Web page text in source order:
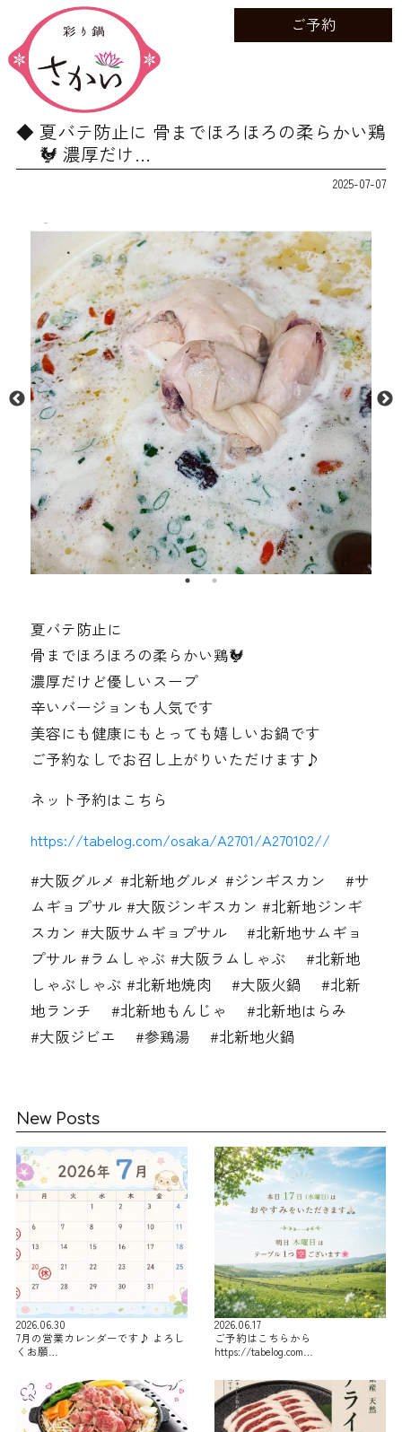
ご予約
夏バテ防止に️ 骨までほろほろの柔らかい鶏
🐓 濃厚だけ…
2025-07-07
夏バテ防止に️
骨までほろほろの柔らかい鶏🐓
濃厚だけど優しいスープ
辛いバージョンも人気です
美容にも健康にもとっても嬉しいお鍋です
ご予約なしでお召し上がりいただけます♪
ネット予約はこちら
https://tabelog.com/osaka/A2701/A270102//
#大阪グルメ #北新地グルメ #ジンギスカン #サ
ムギョプサル #大阪ジンギスカン #北新地ジンギ
スカン #大阪サムギョプサル #北新地サムギョ
プサル #ラムしゃぶ #大阪ラムしゃぶ #北新地
しゃぶしゃぶ #北新地焼肉 #大阪火鍋 #北新
地ランチ #北新地もんじゃ #北新地はらみ
#大阪ジビエ #参鶏湯 #北新地火鍋
New Posts
2026.06.30
7月の営業カレンダーです♪ よろし
くお願…
2026.06.17
ご予約はこちらから
https://tabelog.com…